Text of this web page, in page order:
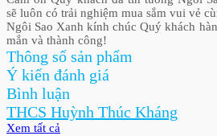
sẽ luôn có trải nghiệm mua sắm vui vẻ
Ngôi Sao Xanh kính chúc Quý khách
mắn và thành công!
Thông số sản phẩm
Ý kiến đánh giá
Bình luận
THCS Huỳnh Thúc Kháng
Xem tất cả